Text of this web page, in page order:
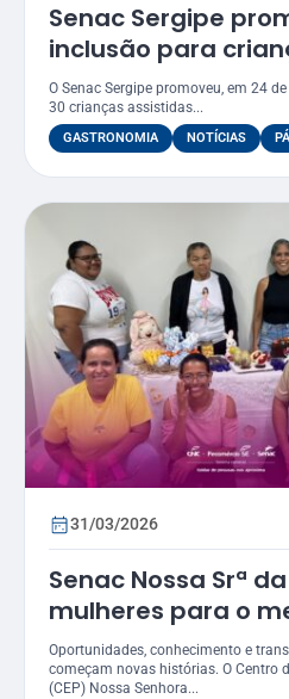
Senac Sergipe
inclusão para
Páscoa
O Senac Sergipe promoveu, em 24
30 crianças assistidas...
GASTRONOMIA NOTÍCIAS
31/03/2026
Senac Nossa Srª
mulheres para o
Páscoa
Oportunidades, conhecimento e
começam novas histórias. O Centro
(CEP) Nossa Senhora...